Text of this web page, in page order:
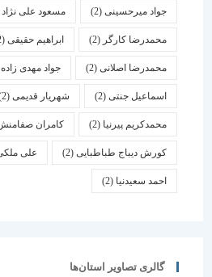
جواد میرحسینی(2) مسعود علی نژاد(2)
محمدرضا کارگر(2) ابراهیم حقیقی(2)
محمدرضا اصلانی(2) جواد مهدی زاده(2)
اسماعیل جنتی(2) شهریار قدیمی(2)
محمدکریم پیرنیا (2) کامران صفامنش(2)
کورش دیباج طباطبایی(2) علی ملکی(2)
احمد سعیدنیا (2)
گالری تصاویر استان‌ها